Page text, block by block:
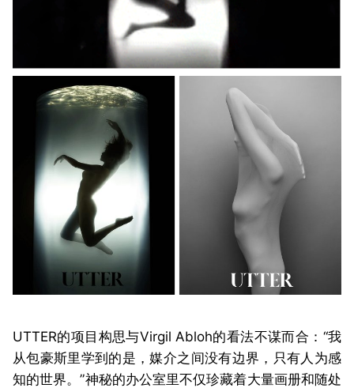
UTTER的项目构思与Virgil Abloh的看法不谋而合：“我
从包豪斯里学到的是，媒介之间没有边界，只有人为感
知的世界。”神秘的办公室里不仅珍藏着大量画册和随处